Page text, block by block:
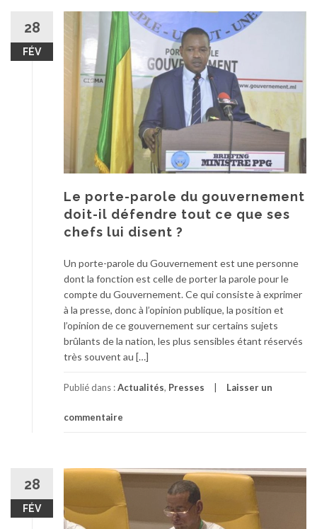
28
FÉV
Le porte-parole du gouvernement
doit-il défendre tout ce que ses
chefs lui disent ?
Un porte-parole du Gouvernement est une personne
dont la fonction est celle de porter la parole pour le
compte du Gouvernement. Ce qui consiste à exprimer
à la presse, donc à l’opinion publique, la position et
l’opinion de ce gouvernement sur certains sujets
brûlants de la nation, les plus sensibles étant réservés
très souvent au […]
Publié dans :Actualités, Presses Laisser un
commentaire
28
FÉV